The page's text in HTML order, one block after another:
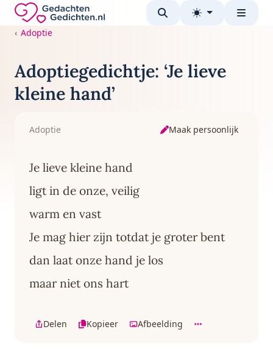
Direct naar de inhoud
Gedachten-Gedichten.nl — naar de homepage
Adoptie
Adoptiegedichtje: ‘Je lieve
kleine hand’
Adoptie Maak persoonlijk
Je lieve kleine hand
ligt in de onze, veilig
warm en vast
Je mag hier zijn totdat je groter bent
dan laat onze hand je los
maar niet ons hart
Delen Kopieer Afbeelding